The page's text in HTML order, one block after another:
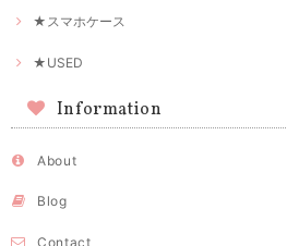
★スマホケース
★USED
Information
About
Blog
Contact